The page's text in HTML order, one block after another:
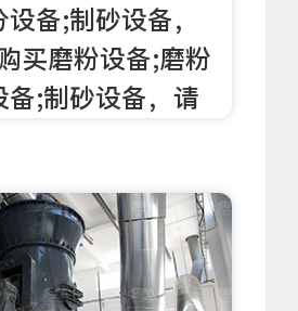
备;制砂设备，
买磨粉设备;磨粉
;制砂设备，请